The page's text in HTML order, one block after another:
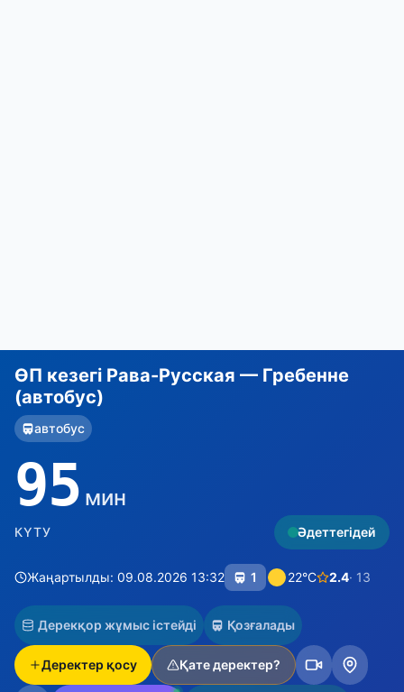
ӨП кезегі Рава-Русская — Гребенне
(автобус)
автобус
95 мин
КҮТУ Әдеттегідей
Жаңартылды: 09.08.2026 13:32 1 22°C 2.4· 13
Дерекқор жұмыс істейді Қозғалады
Деректер қосу Қате деректер?